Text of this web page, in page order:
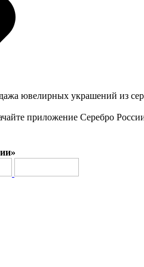
ювелирных украшений из
приложение Серебро